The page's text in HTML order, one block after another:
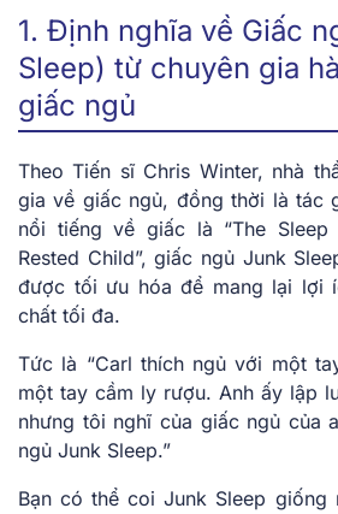
1. Định nghĩa về Giấc
Sleep) từ chuyên gia
giấc ngủ
Theo Tiến sĩ Chris Winter, nhà
gia về giấc ngủ, đồng thời là tác
nổi tiếng về giấc là “The Sleep
Rested Child”, giấc ngủ Junk
được tối ưu hóa để mang lại lợi
chất tối đa.
Tức là “Carl thích ngủ với một
một tay cầm ly rượu. Anh ấy lập
nhưng tôi nghĩ của giấc ngủ của
ngủ Junk Sleep.”
Bạn có thể coi Junk Sleep